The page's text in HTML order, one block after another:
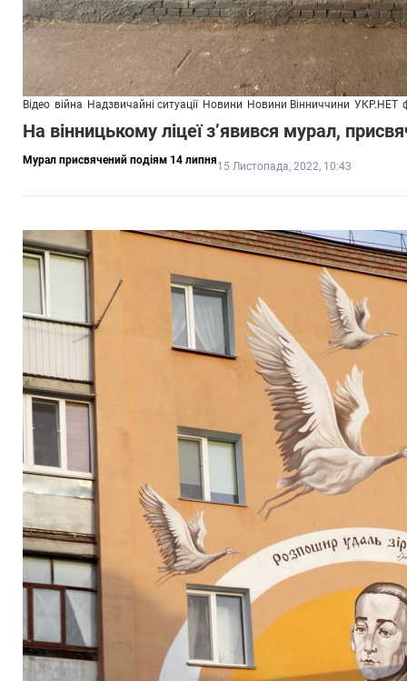
Відео війна Надзвичайні ситуації Новини Новини Вінниччини УКР.НЕТ
На вінницькому ліцеї з’явився мурал,
Мурал присвячений подіям 14 липня15 Листопада, 2022, 10:43